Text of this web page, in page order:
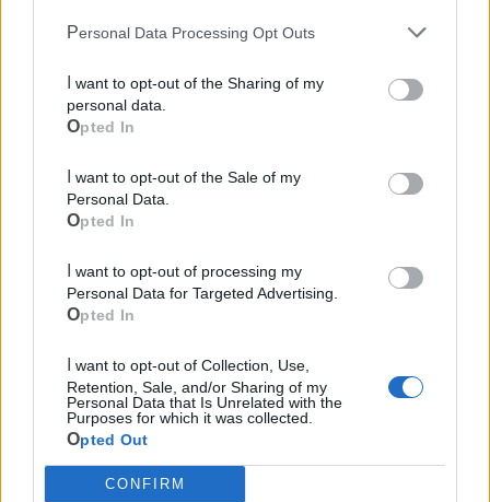
Personal Data Processing Opt Outs
personal data.
Opted In
Personal Data.
Opted In
Personal Data for Targeted Advertising.
Opted In
Retention, Sale, and/or Sharing of my
Personal Data that Is Unrelated with the
Purposes for which it was collected.
Opted Out
CONFIRM
Mondo CIA